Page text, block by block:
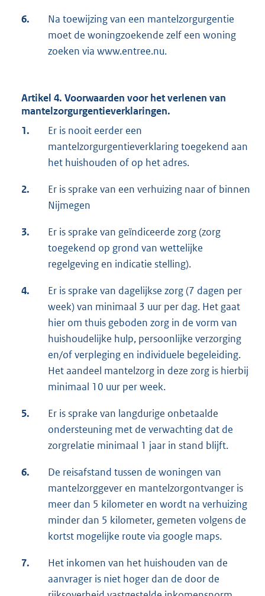
6.
Na toewijzing van een mantelzorgurgentie
moet de woningzoekende zelf een woning
zoeken via www.entree.nu.
Artikel 4. Voorwaarden voor het verlenen van
mantelzorgurgentieverklaringen.
1.
Er is nooit eerder een
mantelzorgurgentieverklaring toegekend aan
het huishouden of op het adres.
2.
Er is sprake van een verhuizing naar of binnen
Nijmegen
3.
Er is sprake van geïndiceerde zorg (zorg
toegekend op grond van wettelijke
regelgeving en indicatie stelling).
4.
Er is sprake van dagelijkse zorg (7 dagen per
week) van minimaal 3 uur per dag. Het gaat
hier om thuis geboden zorg in de vorm van
huishoudelijke hulp, persoonlijke verzorging
en/of verpleging en individuele begeleiding.
Het aandeel mantelzorg in deze zorg is hierbij
minimaal 10 uur per week.
5.
Er is sprake van langdurige onbetaalde
ondersteuning met de verwachting dat de
zorgrelatie minimaal 1 jaar in stand blijft.
6.
De reisafstand tussen de woningen van
mantelzorggever en mantelzorgontvanger is
meer dan 5 kilometer en wordt na verhuizing
minder dan 5 kilometer, gemeten volgens de
kortst mogelijke route via google maps.
7.
Het inkomen van het huishouden van de
aanvrager is niet hoger dan de door de